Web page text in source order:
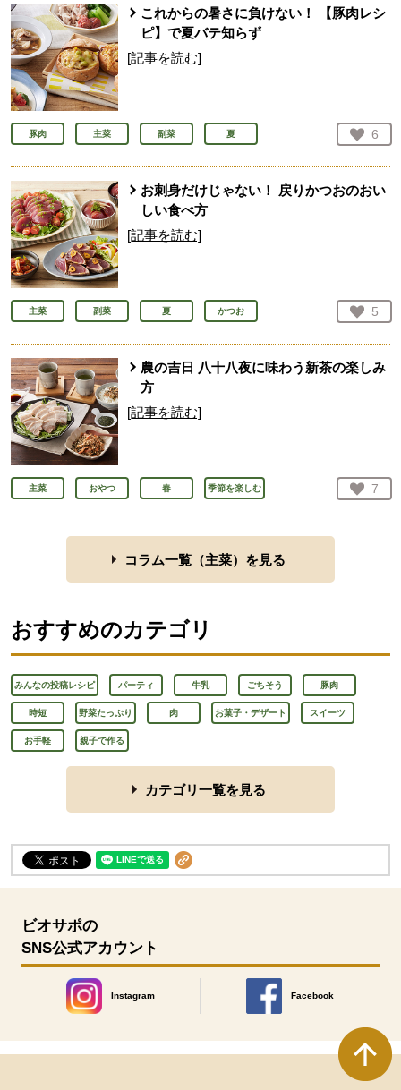
これからの暑さに負けない！ 【豚肉レシ
ピ】で夏バテ知らず
[記事を読む]
豚肉 主菜 副菜 夏 お気
6
人
お刺身だけじゃない！ 戻りかつおのおい
しい食べ方
[記事を読む]
主菜 副菜 夏 かつお お気
5
人
農の吉日 八十八夜に味わう新茶の楽しみ
方
[記事を読む]
主菜 おやつ 春 季節を楽しむ お気
7
人
コラム一覧（主菜）を見る
おすすめのカテゴリ
みんなの投稿レシピ パーティ 牛乳 ごちそう 豚肉
時短 野菜たっぷり 肉 お菓子・デザート スイーツ
お手軽 親子で作る
カテゴリ一覧を見る
ビオサポの
SNS公式アカウント
Instagram
別のウィンドウで開きます。
Facebook
別のウィンドウで開きます